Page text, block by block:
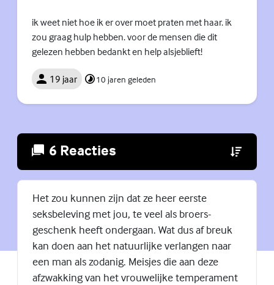
ik weet niet hoe ik er over moet praten met haar. ik
zou graag hulp hebben. voor de mensen die dit
gelezen hebben bedankt en help alsjeblieft!
19 jaar 10 jaren geleden
6 Reacties (Externe
Het zou kunnen zijn dat ze heer eerste
seksbeleving met jou, te veel als broers-
geschenk heeft ondergaan. Wat dus af breuk
kan doen aan het natuurlijke verlangen naar
een man als zodanig. Meisjes die aan deze
afzwakking van het vrouwelijke temperament